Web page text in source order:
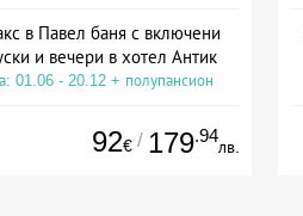
в Павел баня с включени
и вечери в хотел Антик
01.06 - 20.12 + полупансион
92€ / 179.94
лв.